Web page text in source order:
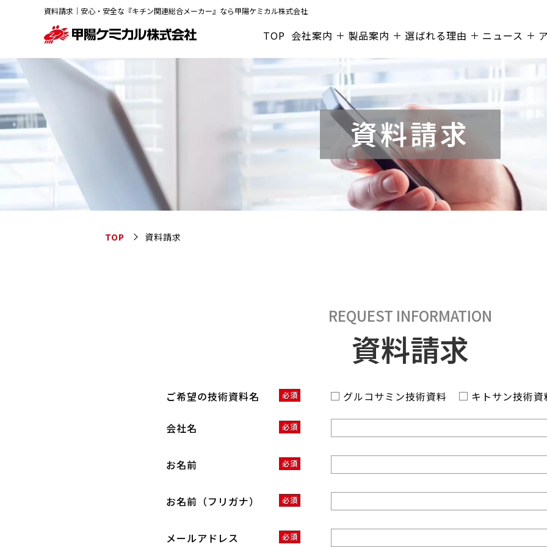
資料請求｜安心・安全な『キチン関連総合メーカー』なら甲陽ケミカル株式会社
TOP 会社案内 製品案内 選ばれる理由 ニュース
資料請求
TOP 資料請求
REQUEST INFORMATION
資料請求
ご希望の技術資料名 必須 グルコサミン技術資料 キトサン技術資
会社名 必須
お名前 必須
お名前（フリガナ） 必須
メールアドレス 必須